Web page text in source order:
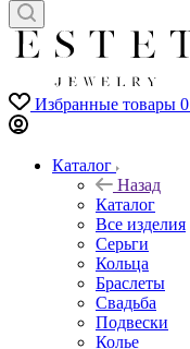
Избранные товары 0
Каталог
Назад
Каталог
Все изделия
Серьги
Кольца
Браслеты
Свадьба
Подвески
Колье